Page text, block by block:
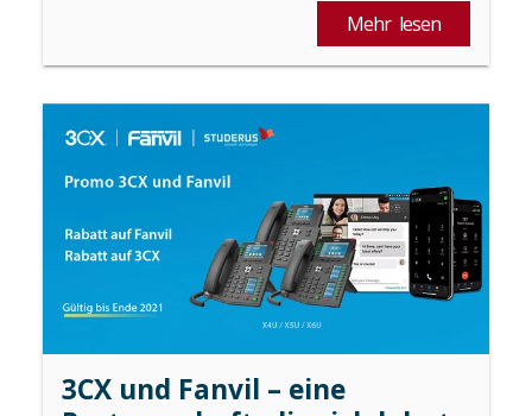
Mehr lesen
3CX und Fanvil – eine